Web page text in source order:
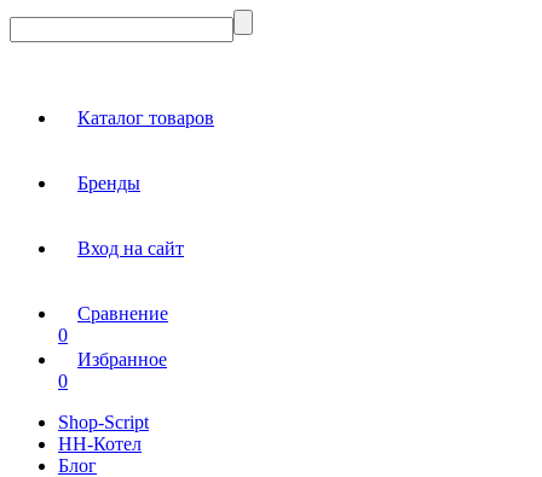
Каталог товаров
Бренды
Вход на сайт
Сравнение
0
Избранное
0
Shop-Script
НН-Котел
Блог